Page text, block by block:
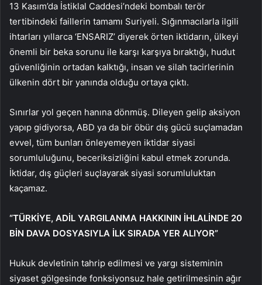
13 Kasım’da İstiklal Caddesi’ndeki bombalı terör
tertibindeki faillerin tamamı Suriyeli. Sığınmacılarla ilgili
ihtarları yıllarca ‘ENSARIZ’ diyerek örten iktidarın, ülkeyi
önemli bir beka sorunu ile karşı karşıya bıraktığı, hudut
güvenliğinin ortadan kalktığı, insan ve silah tacirlerinin
ülkenin dört bir yanında olduğu ortaya çıktı.
Sınırlar yol geçen hanına dönmüş. Dileyen gelip aksiyon
yapıp gidiyorsa, ABD ya da bir öbür dış gücü suçlamadan
evvel, tüm bunları önleyemeyen iktidar siyasi
sorumluluğunu, beceriksizliğini kabul etmek zorunda.
İktidar, dış güçleri suçlayarak siyasi sorumluluktan
kaçamaz.
“TÜRKİYE, ADİL YARGILANMA HAKKININ İHLALİNDE 20
BİN DAVA DOSYASIYLA İLK SIRADA YER ALIYOR”
Hukuk devletinin tahrip edilmesi ve yargı sisteminin
siyaset gölgesinde fonksiyonsuz hale getirilmesinin ağır